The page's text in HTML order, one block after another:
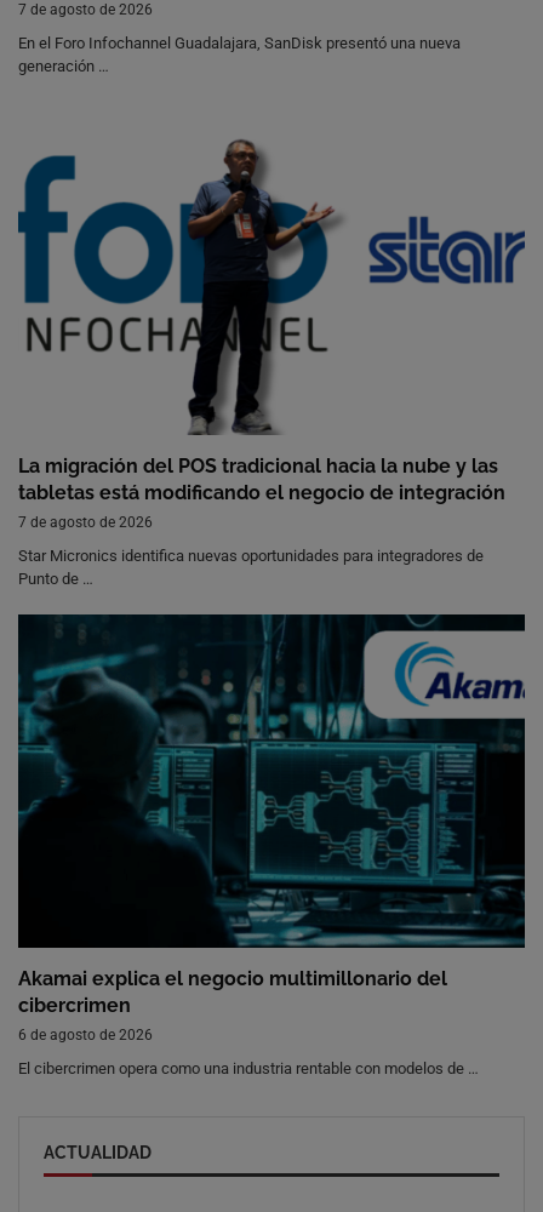
7 de agosto de 2026
En el Foro Infochannel Guadalajara, SanDisk presentó una nueva
generación …
La migración del POS tradicional hacia la nube y las
tabletas está modificando el negocio de integración
7 de agosto de 2026
Star Micronics identifica nuevas oportunidades para integradores de
Punto de …
Akamai explica el negocio multimillonario del
cibercrimen
6 de agosto de 2026
El cibercrimen opera como una industria rentable con modelos de …
ACTUALIDAD